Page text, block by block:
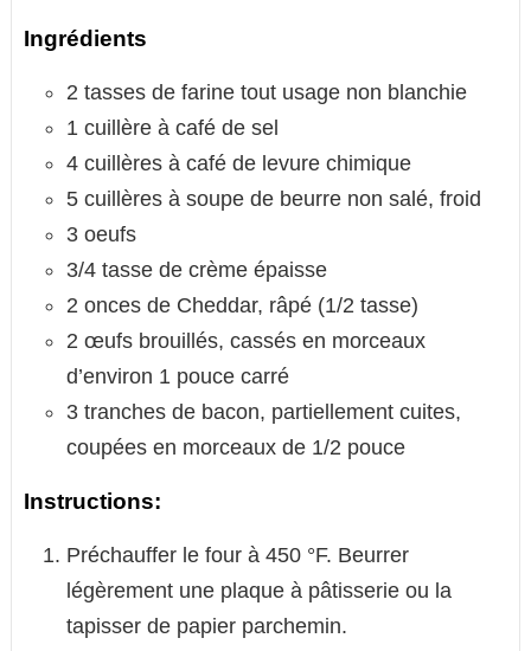
Ingrédients
2 tasses de farine tout usage non blanchie
1 cuillère à café de sel
4 cuillères à café de levure chimique
5 cuillères à soupe de beurre non salé, froid
3 oeufs
3/4 tasse de crème épaisse
2 onces de Cheddar, râpé (1/2 tasse)
2 œufs brouillés, cassés en morceaux
d’environ 1 pouce carré
3 tranches de bacon, partiellement cuites,
coupées en morceaux de 1/2 pouce
Instructions:
Préchauffer le four à 450 °F. Beurrer
légèrement une plaque à pâtisserie ou la
tapisser de papier parchemin.